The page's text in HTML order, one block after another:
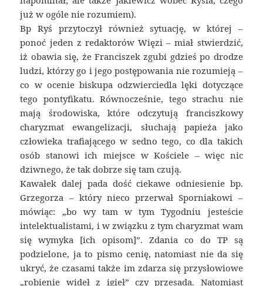
już w ogóle nie rozumiem).
Bp Ryś przytoczył również sytuację, w której –
ponoć jeden z redaktorów Więzi – miał stwierdzić,
iż obawia się, że Franciszek zgubi gdzieś po drodze
ludzi, którzy go i jego postępowania nie rozumieją –
co w ocenie biskupa odzwierciedla lęki dotyczące
tego pontyfikatu. Równocześnie, tego strachu nie
mają środowiska, które odczytują franciszkowy
charyzmat ewangelizacji, słuchają papieża jako
człowieka trafiającego w sedno tego, co dla takich
osób stanowi ich miejsce w Kościele – więc nic
dziwnego, że tak dobrze się tam czują.
Kawałek dalej pada dość ciekawe odniesienie bp.
Grzegorza – który nieco przerwał Sporniakowi –
mówiąc: „bo wy tam w tym Tygodniu jesteście
intelektualistami, i w związku z tym charyzmat wam
się wymyka [ich opisom]”. Zdania co do TP są
podzielone, ja to pismo cenię, natomiast nie da się
ukryć, że czasami także im zdarza się przysłowiowe
„robienie wideł z igieł” czy przesada. Natomiast